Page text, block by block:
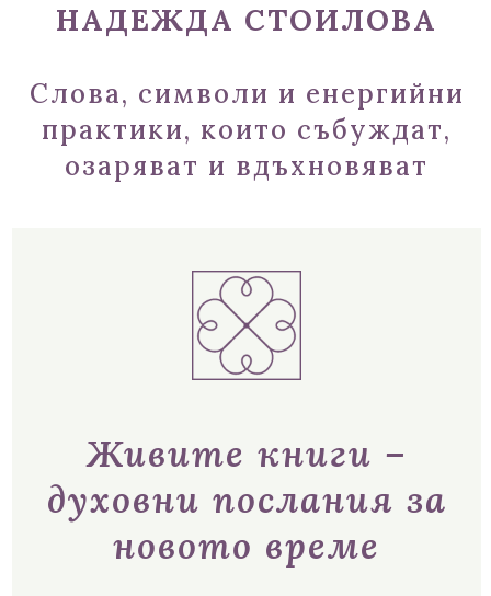
НАДЕЖДА СТОИЛОВА
Слова, символи и енергийни
практики, които събуждат,
озаряват и вдъхновяват
Живите книги –
духовни послания за
новото време